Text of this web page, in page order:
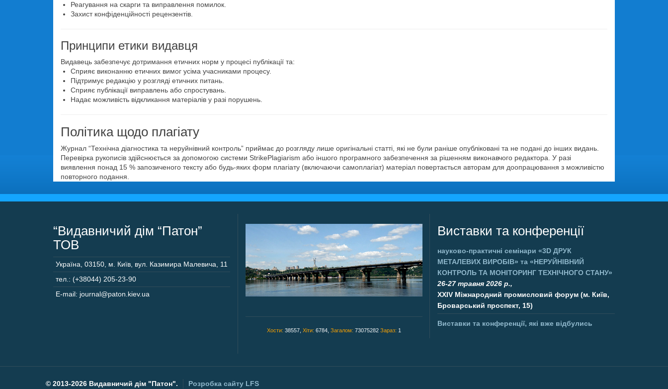
Реагування на скарги та виправлення помилок.
Захист конфіденційності рецензентів.
Принципи етики видавця
Видавець забезпечує дотримання етичних норм у процесі публікації та:
Сприяє виконанню етичних вимог усіма учасниками процесу.
Підтримує редакцію у розгляді етичних питань.
Сприяє публікації виправлень або спростувань.
Надає можливість відкликання матеріалів у разі порушень.
Політика щодо плагіату
Журнал “Технічна діагностика та неруйнівний контроль” приймає до розгляду лише оригінальні статті, які не були раніше опубліковані та не подані до інших видань.
Перевірка рукописів здійснюється за допомогою системи StrikePlagiarism або іншого програмного забезпечення за рішенням виконавчого редактора. У разі
виявлення понад 15 % запозиченого тексту або будь-яких форм плагіату (включаючи самоплагіат) матеріал повертається авторам для доопрацювання з можливістю
повторного подання.
“Видавничий дім “Патон”
ТОВ
Україна 03150 м. Київ, вул. Казимира Малевича, 11
тел.: (+38044) 205-23-90
E-mail: journal@paton.kiev.ua
Хости: 38557, Хіти: 6784, Загалом: 73075282 Зараз: 1
Виставки та конференції
науково-практичні семінари«3D ДРУК
МЕТАЛЕВИХ ВИРОБІВ» та«НЕРУЙНІВНИЙ
КОНТРОЛЬ ТА МОНІТОРИНГ ТЕХНІЧНОГО СТАНУ»
26-27 травня 2026 р.,
XXIV Міжнародний промисловий форум (м. Київ,
Броварський проспект, 15)
Виставки та конференції, які вже відбулись
© 2013-2026 Видавничий дім "Патон". Розробка сайту LFS